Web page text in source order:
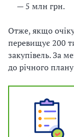
— 5 млн грн.
Отже, якщо
перевищує 200
закупівель. За
до річного